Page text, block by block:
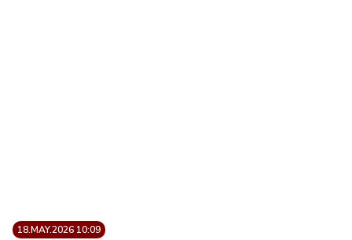
18.MAY.2026 10:09